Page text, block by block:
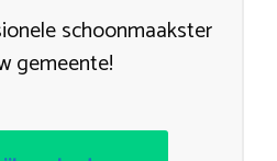
schoonmaakster
gemeente!